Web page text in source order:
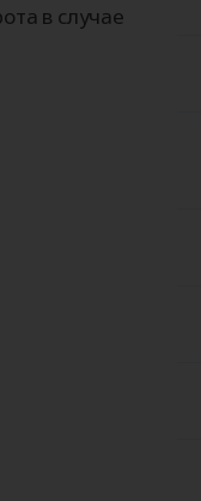
в случае